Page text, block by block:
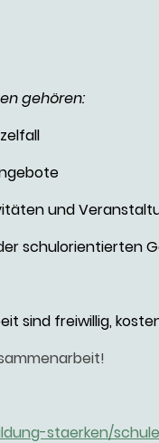
gehören:
und
schulorientierten
sind freiwillig,
staerken/